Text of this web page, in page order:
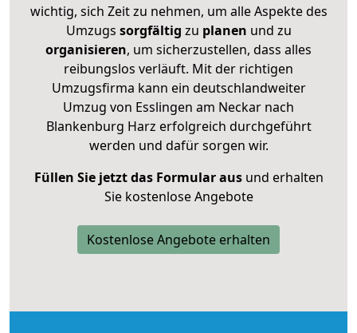
wichtig, sich Zeit zu nehmen, um alle Aspekte des
Umzugs sorgfältig zu planen und zu
organisieren, um sicherzustellen, dass alles
reibungslos verläuft. Mit der richtigen
Umzugsfirma kann ein deutschlandweiter
Umzug von Esslingen am Neckar nach
Blankenburg Harz erfolgreich durchgeführt
werden und dafür sorgen wir.
Füllen Sie jetzt das Formular ausund erhalten
Sie kostenlose Angebote
Kostenlose Angebote erhalten